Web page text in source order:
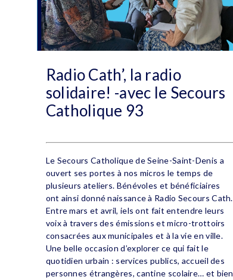
Radio Cath’, la radio
solidaire! -avec le Secours
Catholique 93
Le Secours Catholique de Seine-Saint-Denis a
ouvert ses portes à nos micros le temps de
plusieurs ateliers. Bénévoles et bénéficiaires
ont ainsi donné naissance à Radio Secours Cath.
Entre mars et avril, iels ont fait entendre leurs
voix à travers des émissions et micro-trottoirs
consacrées aux municipales et à la vie en ville.
Une belle occasion d’explorer ce qui fait le
quotidien urbain : services publics, accueil des
personnes étrangères, cantine scolaire… et bien